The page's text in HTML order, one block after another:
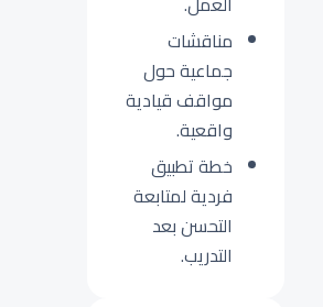
مناقشات
جماعية حول
مواقف قيادية
واقعية.
خطة تطبيق
فردية لمتابعة
التحسن بعد
التدريب.